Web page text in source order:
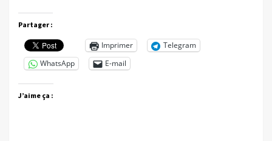
Partager :
Imprimer
Telegram
WhatsApp
E-mail
J’aime ça :